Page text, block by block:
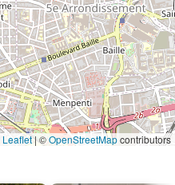
Leaflet|©OpenStreetMapcontributors